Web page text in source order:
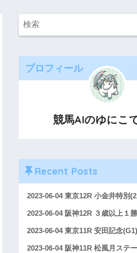
プロフィール
競馬AIのゆにこ
Recent Posts
2023-06-04 東京12R 小金井特別
2023-06-04 阪神12R ３歳以上１
2023-06-04 東京11R 安田記念(G1)
2023-06-04 阪神11R 松風月ステ